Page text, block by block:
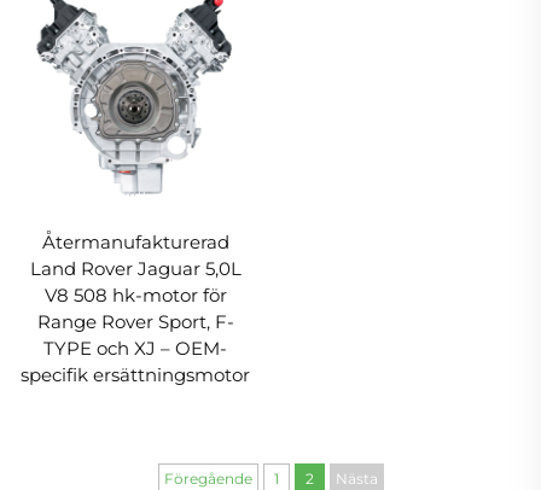
Återmanufakturerad
Land Rover Jaguar 5,0L
V8 508 hk-motor för
Range Rover Sport, F-
TYPE och XJ – OEM-
specifik ersättningsmotor
Föregående 1 2 Nästa